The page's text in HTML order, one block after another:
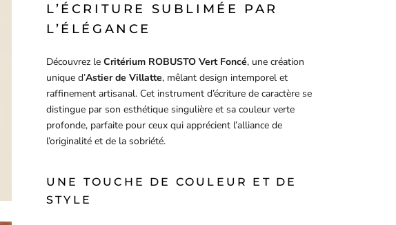
L’ÉCRITURE SUBLIMÉE PAR
L’ÉLÉGANCE
Découvrez le Critérium ROBUSTO Vert Foncé, une création
unique d’Astier de Villatte, mêlant design intemporel et
raffinement artisanal. Cet instrument d’écriture de caractère se
distingue par son esthétique singulière et sa couleur verte
profonde, parfaite pour ceux qui apprécient l’alliance de
l’originalité et de la sobriété.
UNE TOUCHE DE COULEUR ET DE
STYLE